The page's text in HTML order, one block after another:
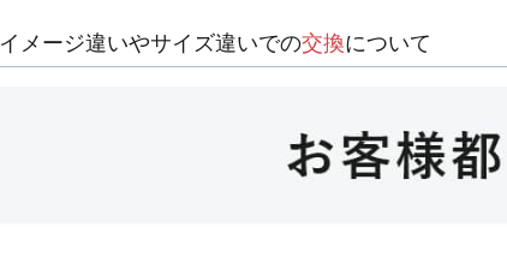
イメージ違いやサイズ違いでの交換について